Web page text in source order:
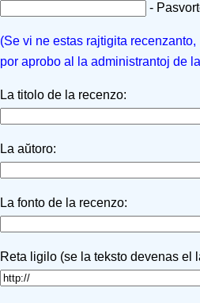
-
(Se vi ne estas rajtigita
por aprobo al la administrantoj de
La titolo de la recenzo:
La aŭtoro:
La fonto de la recenzo:
Reta ligilo (se la teksto devenas el